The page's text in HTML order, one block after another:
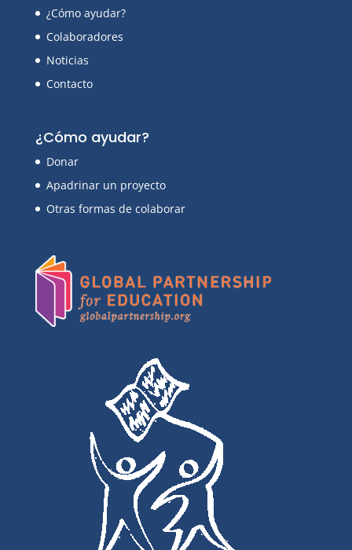
¿Cómo ayudar?
Colaboradores
Noticias
Contacto
¿Cómo ayudar?
Donar
Apadrinar un proyecto
Otras formas de colaborar